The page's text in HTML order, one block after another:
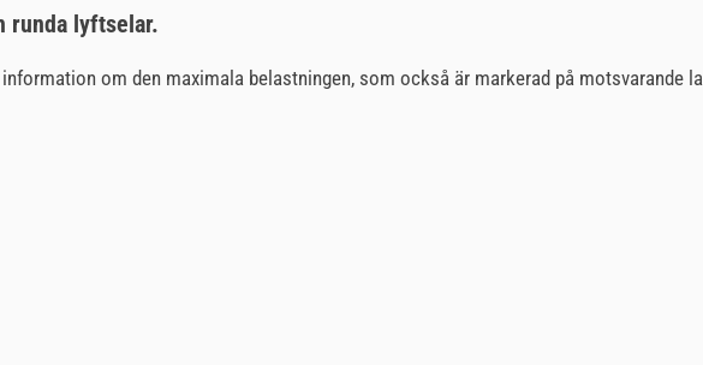
runda lyftselar.
om den maximala belastningen, som också är markerad på motsvarande